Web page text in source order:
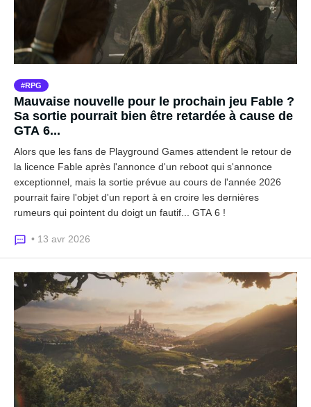
RPG
Mauvaise nouvelle pour le prochain jeu Fable ?
Sa sortie pourrait bien être retardée à cause de
GTA 6...
Alors que les fans de Playground Games attendent le retour de
la licence Fable après l'annonce d'un reboot qui s'annonce
exceptionnel, mais la sortie prévue au cours de l'année 2026
pourrait faire l'objet d'un report à en croire les dernières
rumeurs qui pointent du doigt un fautif... GTA 6 !
• 13 avr 2026